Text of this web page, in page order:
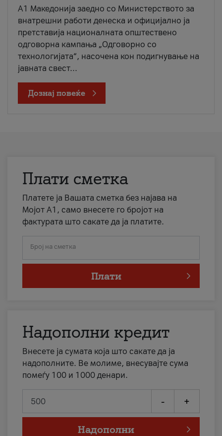
A1 Македонија заедно со Министерството за
внатрешни работи денеска и официјално ја
претставија националната општествено
одговорна кампања „Одговорно со
технологијата“, насочена кон подигнување на
јавната свест...
Дознај повеќе
Плати сметка
Платете ја Вашата сметка без најава на
Мојот А1, само внесете го бројот на
фактурата што сакате да ја платите.
Број на сметка
Плати
Надополни кредит
Внесете ја сумата која што сакате да ја
надополните. Ве молиме, внесувајте сума
помеѓу 100 и 1000 денари.
- +
Надополни